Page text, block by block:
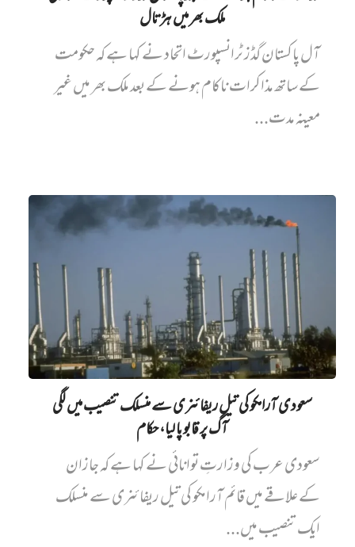
ملک بھر میں ہڑتال
آل پاکستان گڈز ٹرانسپورٹ اتحاد نے کہا ہے کہ حکومت
کے ساتھ مذاکرات ناکام ہونے کے بعد ملک بھر میں غیر
معینہ مدت...
سعودی آرامکو کی تیل ریفائنری سے منسلک تنصیب میں‌ لگی
آگ پر قابو پا لیا، حکام
سعودی عرب کی وزارتِ توانائی نے کہا ہے کہ جازان
کے علاقے میں قائم آرامکو کی تیل ریفائنری سے منسلک
ایک تنصیب میں...